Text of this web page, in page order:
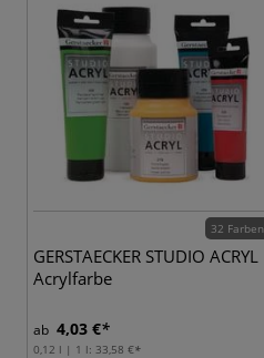
32 Farben
GERSTAECKER STUDIO ACRYL
Acrylfarbe
ab 4,03 €
0,12 l | 1 l: 33,58 €